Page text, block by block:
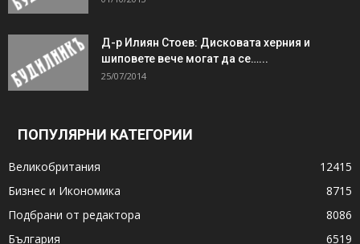
Д-р Илиян Стоев: Дисковата херния и
шиповете вече могат да се…...
25/07/2014
ПОПУЛЯРНИ КАТЕГОРИИ
Великобритания
12415
Бизнес и Икономика
8715
Подбрани от редактора
8086
България
6519